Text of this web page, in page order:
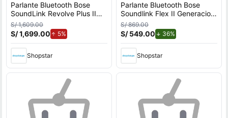
Parlante Bluetooth Bose
SoundLink Revolve Plus II
Negro
S/ 1,609.00
S/ 1,699.00 5%
Shopstar
Parlante Bluetooth Bose
Soundlink Flex II Generacion
Black
S/ 869.00
S/ 549.00 36%de descuento.
Shopstar